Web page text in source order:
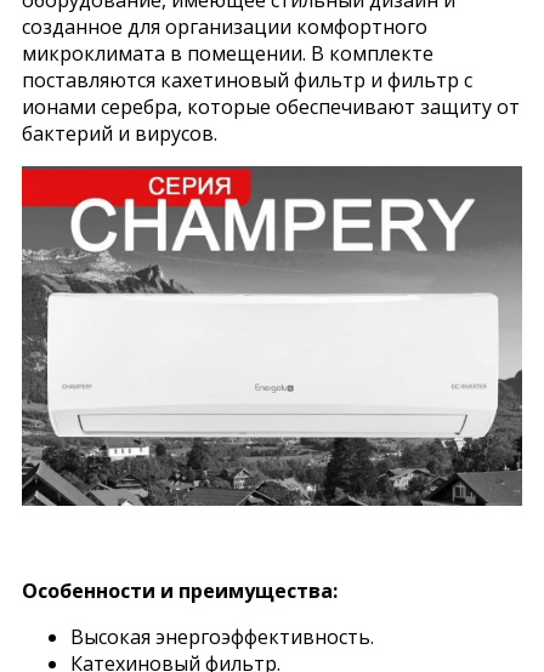
созданное для организации комфортного
микроклимата в помещении. В комплекте
поставляются кахетиновый фильтр и фильтр с
ионами серебра, которые обеспечивают защиту от
бактерий и вирусов.
Особенности и преимущества:
Высокая энергоэффективность.
Катехиновый фильтр.